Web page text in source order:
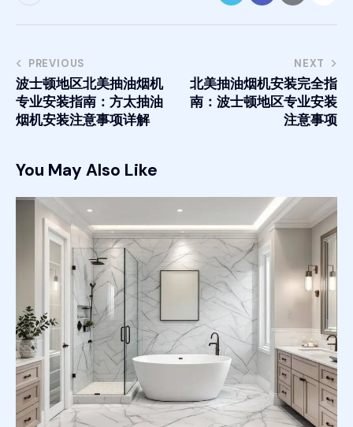
PREVIOUS
波士顿地区北美抽油烟机
专业安装指南：方太抽油
烟机安装注意事项详解
NEXT
北美抽油烟机安装完全指
南：波士顿地区专业安装
注意事项
You May Also Like